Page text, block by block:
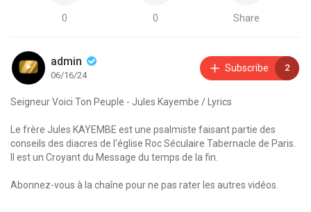
0 0 Share
admin
06/16/24
Subscribe 2
Seigneur Voici Ton Peuple - Jules Kayembe / Lyrics
Le frère Jules KAYEMBE est une psalmiste faisant partie des
conseils des diacres de l'église Roc Séculaire Tabernacle de Paris.
Il est un Croyant du Message du temps de la fin.
Abonnez-vous à la chaîne pour ne pas rater les autres vidéos.